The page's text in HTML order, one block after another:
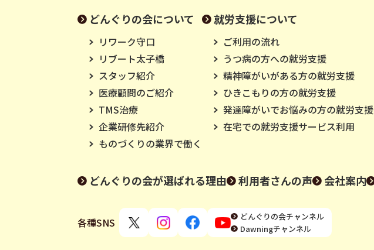
どんぐりの会について
リワーク守口
リブート太子橋
スタッフ紹介
医療顧問のご紹介
TMS治療
企業研修先紹介
ものづくりの業界で働く
就労支援について
ご利用の流れ
うつ病の方への就労支援
精神障がいがある方の就労支援
ひきこもりの方の就労支援
発達障がいでお悩みの方の就労支援
在宅での就労支援サービス利用
どんぐりの会が選ばれる理由 利用者さんの声 会社案内
各種SNS
どんぐりの会チャンネル
Dawningチャンネル